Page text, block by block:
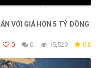
VỚI GIÁ HƠN 5 TỶ ĐỒNG
0 0 15,529 0.0